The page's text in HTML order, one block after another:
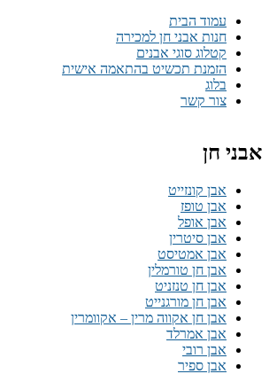
עמוד הבית
חנות אבני חן למכירה
קטלוג סוגי אבנים
הזמנת תכשיט בהתאמה אישית
בלוג
צור קשר
אבני חן
אבן קונזייט
אבן טופז
אבן אופל
אבן סיטרין
אבן אמטיסט
אבן חן טורמלין
אבן חן טנזניט
אבן חן מורגנייט
אבן חן אקווה מרין – אקוומרין
אבן אמרלד
אבן רובי
אבן ספיר